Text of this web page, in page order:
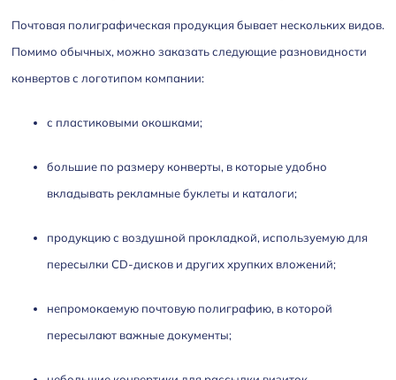
Почтовая полиграфическая продукция бывает нескольких видов.
Помимо обычных, можно заказать следующие разновидности
конвертов с логотипом компании:
с пластиковыми окошками;
большие по размеру конверты, в которые удобно
вкладывать рекламные буклеты и каталоги;
продукцию с воздушной прокладкой, используемую для
пересылки CD-дисков и других хрупких вложений;
непромокаемую почтовую полиграфию, в которой
пересылают важные документы;